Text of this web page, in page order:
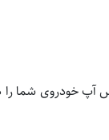
خودروی شما را